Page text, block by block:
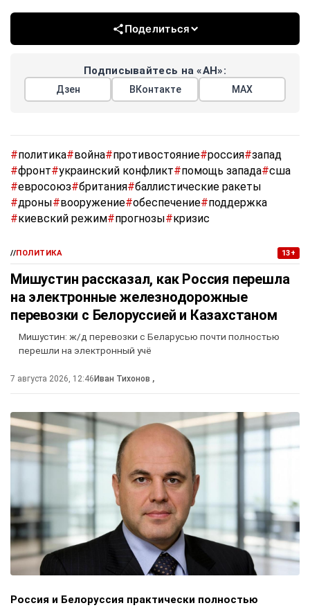
Поделиться
Подписывайтесь на «АН»:
Дзен ВКонтакте МАХ
#политика#война#противостояние#россия#запад
#фронт#украинский конфликт#помощь запада#сша
#евросоюз#британия#баллистические ракеты
#дроны#вооружение#обеспечение#поддержка
#киевский режим#прогнозы#кризис
//ПОЛИТИКА 13+
Мишустин рассказал, как Россия перешла
на электронные железнодорожные
перевозки с Белоруссией и Казахстаном
Мишустин: ж/д перевозки с Беларусью почти полностью
перешли на электронный учё
7 августа 2026, 12:46 Иван Тихонов ,
Россия и Белоруссия практически полностью